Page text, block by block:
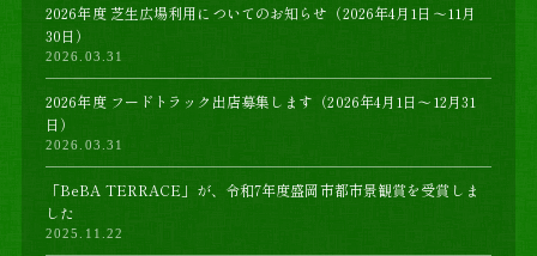
2026年度 芝生広場利用についてのお知らせ（2026年4月1日〜11月
30日）
2026.03.31
2026年度 フードトラック出店募集します（2026年4月1日〜12月31
日）
2026.03.31
「BeBA TERRACE」が、令和7年度盛岡市都市景観賞を受賞しま
した
2025.11.22